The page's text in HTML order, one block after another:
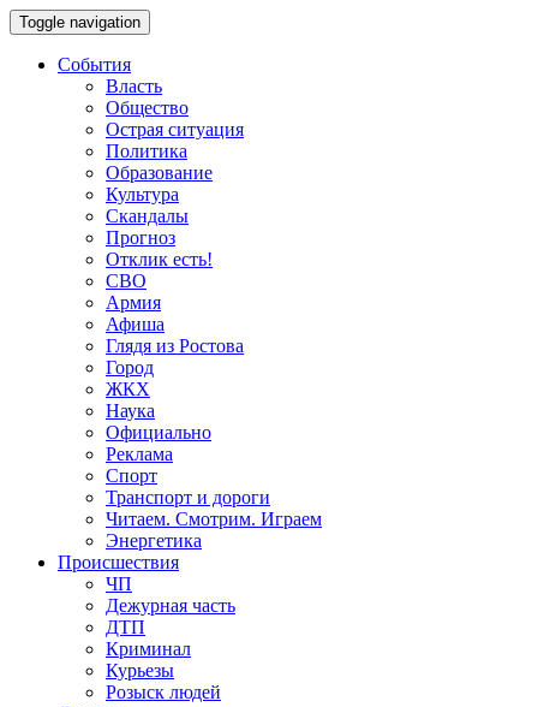
Toggle navigation
События
Власть
Общество
Острая ситуация
Политика
Образование
Культура
Скандалы
Прогноз
Отклик есть!
СВО
Армия
Афиша
Глядя из Ростова
Город
ЖКХ
Наука
Официально
Реклама
Спорт
Транспорт и дороги
Читаем. Смотрим. Играем
Энергетика
Происшествия
ЧП
Дежурная часть
ДТП
Криминал
Курьезы
Розыск людей